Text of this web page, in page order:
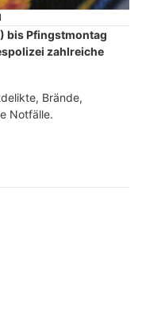
bis Pfingstmontag
zahlreiche
Brände,
Notfälle.